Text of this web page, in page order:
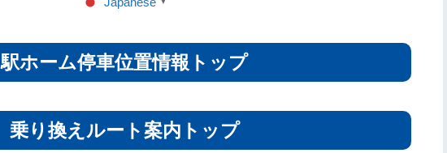
▼
駅ホーム停車位置情報トップ
乗り換えルート案内トップ